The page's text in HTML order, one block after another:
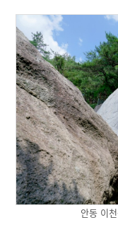
안동 이